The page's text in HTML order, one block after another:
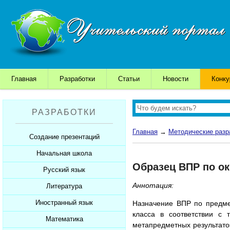
Главная Разработки Статьи Новости
РАЗРАБОТКИ
Создание презентаций
Шаблоны для презентаций
Советы начинающим
Советы дедушки
К презентации...
Начальная школа
Уроки
Презентации
Мультимедийные тесты
Печатные тесты
Русский язык
Уроки
Презентации
Мультимедийные тесты
Литература
Уроки
Презентации
Иностранный язык
Уроки
Математика
Главная → Методические
Образец ВПР по
Аннотация:
Назначение ВПР по
класса в соответствии с
метапредметных